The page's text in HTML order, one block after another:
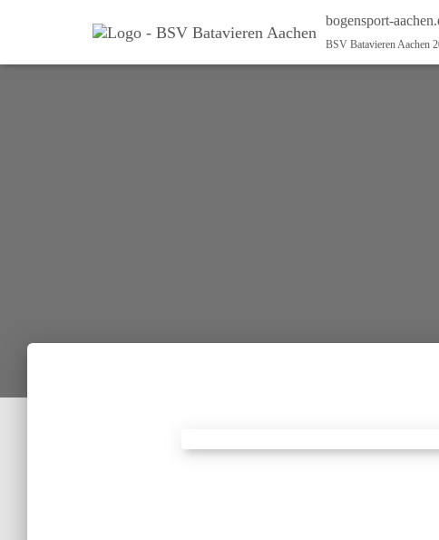
bogensport-
BSV Batavieren Aachen